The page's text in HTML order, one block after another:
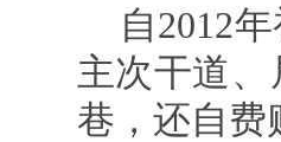
自2012
主次干道
巷，还自费